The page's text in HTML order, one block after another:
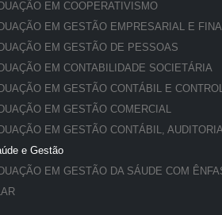
EM COOPERATIVISMO
EM GESTÃO EMPRESARIAL E
EM GESTÃO DE PESSOAS
EM CONTABILIDADE SOCIETÁRIA
EM GESTÃO CONTÁBIL E
EM GESTÃO COMERCIAL
EM GESTÃO CONTÁBIL,
e Gestão
EM GESTÃO DA SÁUDE COM